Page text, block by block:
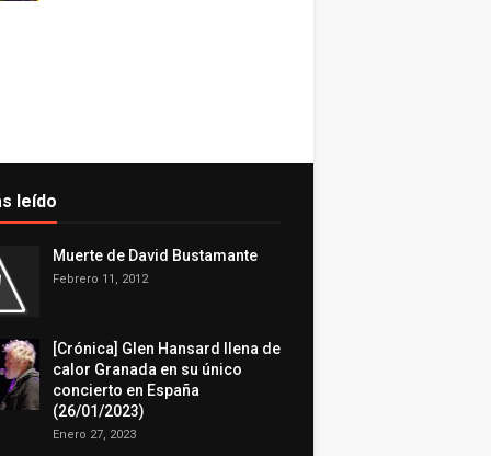
leído
Muerte de David Bustamante
Febrero 11, 2012
[Crónica] Glen Hansard llena de
calor Granada en su único
concierto en España
(26/01/2023)
Enero 27, 2023